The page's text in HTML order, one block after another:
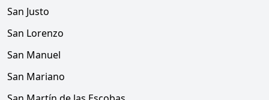
San Justo
San Lorenzo
San Manuel
San Mariano